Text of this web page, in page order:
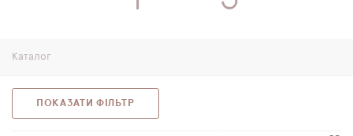
МОЛОДІЖНІ РЮКЗАКИ
ПЕНАЛИ
Каталог
ПОКАЗАТИ ФІЛЬТР